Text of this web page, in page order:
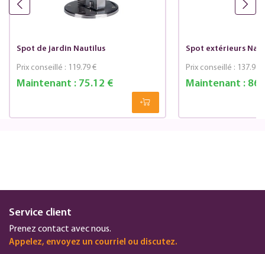
Spot de jardin Nautilus
Maintenant :75.12 €
Prix conseillé : 119.79 €
Spot extérieurs
Maintenant :
Prix conseillé : 137.94 €
Service client
Prenez contact avec nous.
Appelez, envoyez un courriel ou discutez.